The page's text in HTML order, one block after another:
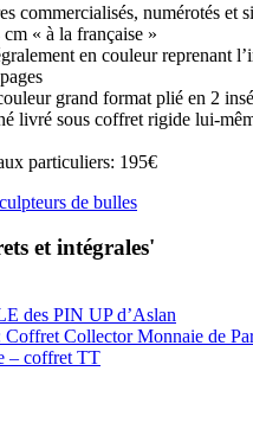
commercialisés, numérotés et
« à la française »
en couleur reprenant
grand format plié en 2
livré sous coffret rigide lui-
particuliers: 195€
de bulles
et intégrales'
des PIN UP d’Aslan
Collector Monnaie de
– coffret TT